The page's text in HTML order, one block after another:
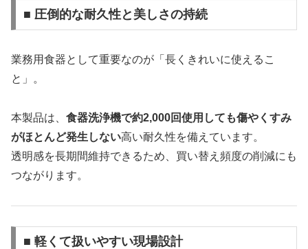
■ 圧倒的な耐久性と美しさの持続
業務用食器として重要なのが「長くきれいに使えるこ
と」。
本製品は、 食器洗浄機で約2,000回使用しても傷やくすみ
がほとんど発生しない高い耐久性を備えています。
透明感を長期間維持できるため、買い替え頻度の削減にも
つながります。
■ 軽くて扱いやすい現場設計